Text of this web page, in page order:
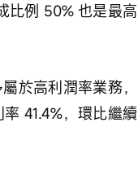
比例 50% 也是最高
於高利潤率業務，
41.4%，環比繼續